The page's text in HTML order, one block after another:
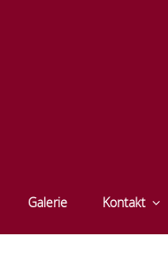
SERVICE
Galerie Kontakt